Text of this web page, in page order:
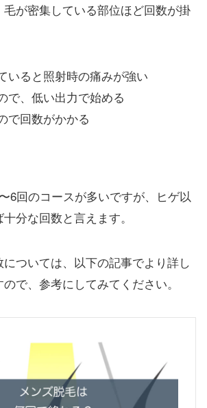
が密集している部位ほど回数が掛
いると照射時の痛みが強い
で、低い出力で始める
で回数がかかる
6回のコースが多いですが、ヒゲ以
分な回数と言えます。
ついては、以下の記事でより詳し
で、参考にしてみてください。